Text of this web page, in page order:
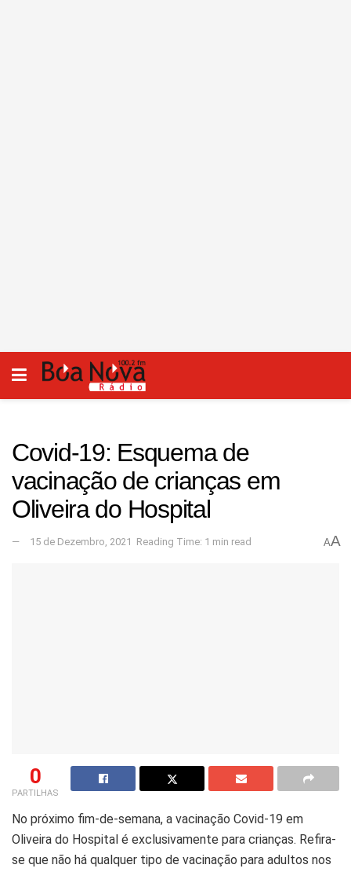
Covid-19: Esquema de
vacinação de crianças em
Oliveira do Hospital
15 de Dezembro, 2021 Reading Time: 1 min read AA
0
PARTILHAS
No próximo fim-de-semana, a vacinação Covid-19 em
Oliveira do Hospital é exclusivamente para crianças. Refira-
se que não há qualquer tipo de vacinação para adultos nos